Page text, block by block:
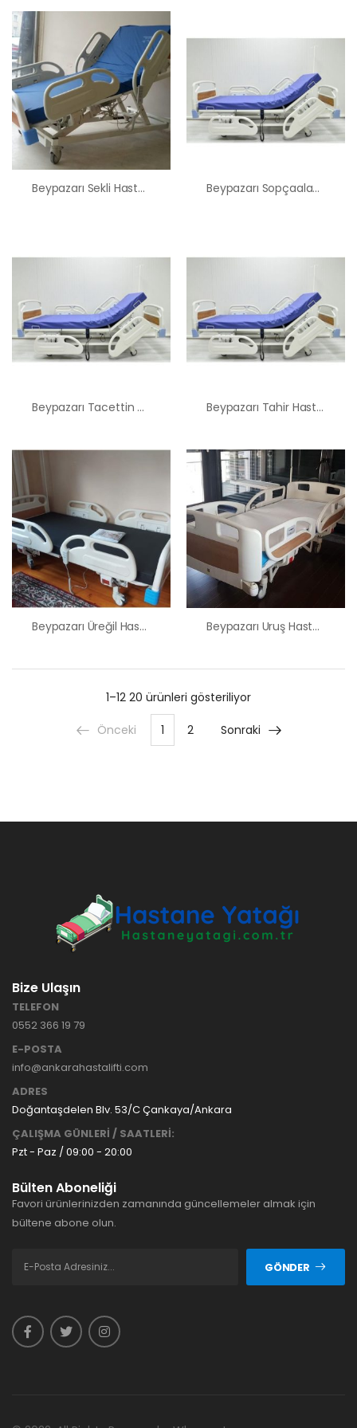
Beypazarı Sekli Hasta Karyolası Satış Kiralama Fiyatı Beypazarı Sopçaalan Hasta Karyolası Satış Kiralama Fiyatı
Beypazarı Tacettin Hasta Karyolası Satış Kiralama Fiyatı Beypazarı Tahir Hasta Karyolası Satış Kiralama Fiyatı
Beypazarı Üreğil Hasta Karyolası Satış Kiralama Fiyatı Beypazarı Uruş Hasta Karyolası Satış Kiralama Fiyatı
1–12 20 ürünleri gösteriliyor
Önceki 1 2 Sonraki
Bize Ulaşın
TELEFON
0552 366 19 79
E-POSTA
info@ankarahastalifti.com
ADRES
Doğantaşdelen Blv. 53/C Çankaya/Ankara
ÇALIŞMA GÜNLERİ / SAATLERİ:
Pzt - Paz / 09:00 - 20:00
Bülten Aboneliği
Favori ürünlerinizden zamanında güncellemeler almak için
bültene abone olun.
GÖNDER